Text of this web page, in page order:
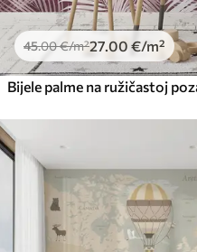
45.00€/m²27 .00 €/m²